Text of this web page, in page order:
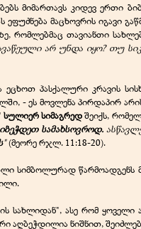
მიმართავს კიდევ ერთი
ეფუძნება მაცხოვრის
რომლებმაც თავიანთი
არ უნდა იყო? თუ
პასქალური კრავის
- ეს მოვლენა პირდაპირ
სულიერ სიმაგრედშეიქს,
სამახსოვროდ.
"(მეორე რჯლ. 11:18-20).
სიმბოლურად
სახლიდან", ასე რომ
აღბეჭდილია ნიშნით,